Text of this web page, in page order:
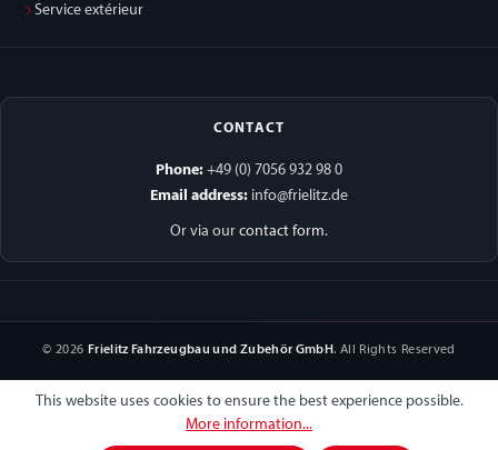
Service extérieur
CONTACT
Phone: +49 (0) 7056 932 98 0
Email address: info@frielitz.de
Or via our contact form.
© 2026 Frielitz Fahrzeugbau und Zubehör GmbH. All Rights Reserved
This website uses cookies to ensure the best experience possible.
More information...